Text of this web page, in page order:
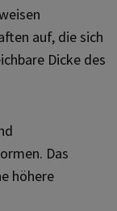
auf, die sich
Dicke des
Das
höhere